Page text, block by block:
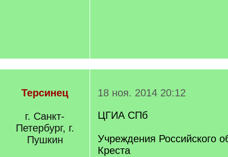
Терсинец
г. Санкт-
Петербург, г.
Пушкин
18 ноя. 2014 20:12
ЦГИА СПб
Учреждения Российского
Креста